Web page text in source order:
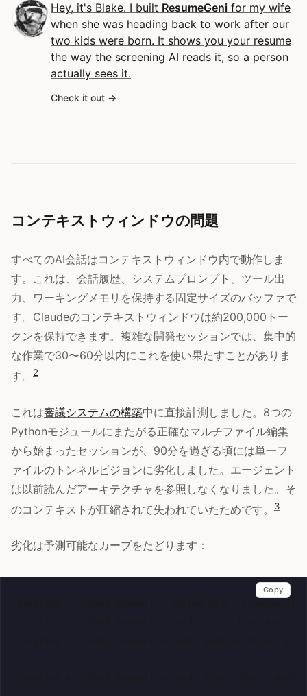
Hey, it's Blake. I built ResumeGeni for my wife
when she was heading back to work after our
two kids were born. It shows you your resume
the way the screening AI reads it, so a person
actually sees it.
Check it out
コンテキストウィンドウの問題
すべてのAI会話はコンテキストウィンドウ内で動作しま
す。これは、会話履歴、システムプロンプト、ツール出
力、ワーキングメモリを保持する固定サイズのバッファで
す。Claudeのコンテキストウィンドウは約200,000トー
クンを保持できます。複雑な開発セッションでは、集中的
な作業で30〜60分以内にこれを使い果たすことがありま
す。
2
これは審議システムの構築中に直接計測しました。8つの
Pythonモジュールにまたがる正確なマルチファイル編集
から始まったセッションが、90分を過ぎる頃には単一フ
ァイルのトンネルビジョンに劣化しました。エージェント
は以前読んだアーキテクチャを参照しなくなりました。そ
のコンテキストが圧縮されて失われていたためです。
3
劣化は予測可能なカーブをたどります：
Copy